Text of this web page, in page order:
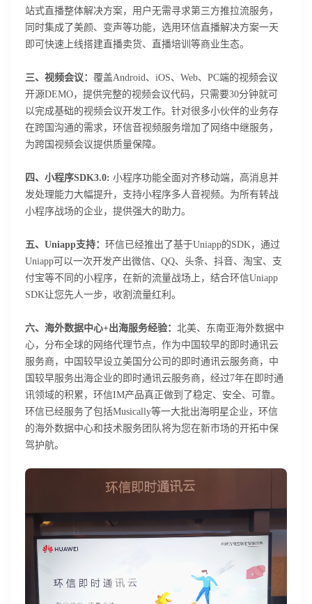
站式直播整体解决方案，用户无需寻求第三方推拉流服务，
同时集成了美颜、变声等功能，选用环信直播解决方案一天
即可快速上线搭建直播卖货、直播培训等商业生态。
三、视频会议： 覆盖Android、iOS、Web、PC端的视频会议
开源DEMO，提供完整的视频会议代码，只需要30分钟就可
以完成基础的视频会议开发工作。针对很多小伙伴的业务存
在跨国沟通的需求，环信音视频服务增加了网络中继服务，
为跨国视频会议提供质量保障。
四、小程序SDK3.0: 小程序功能全面对齐移动端，高消息并
发处理能力大幅提升，支持小程序多人音视频。为所有转战
小程序战场的企业，提供强大的助力。
五、Uniapp支持： 环信已经推出了基于Uniapp的SDK，通过
Uniapp可以一次开发产出微信、QQ、头条、抖音、淘宝、支
付宝等不同的小程序，在新的流量战场上，结合环信Uniapp
SDK让您先人一步，收割流量红利。
六、海外数据中心+出海服务经验： 北美、东南亚海外数据中
心，分布全球的网络代理节点，作为中国较早的即时通讯云
服务商，中国较早设立美国分公司的即时通讯云服务商，中
国较早服务出海企业的即时通讯云服务商，经过7年在即时通
讯领域的积累，环信IM产品真正做到了稳定、安全、可靠。
环信已经服务了包括Musically等一大批出海明星企业，环信
的海外数据中心和技术服务团队将为您在新市场的开拓中保
驾护航。
我已阅读并同意通讯云服务条款和通讯云隐私政策
登录即时通讯云
登录客服云